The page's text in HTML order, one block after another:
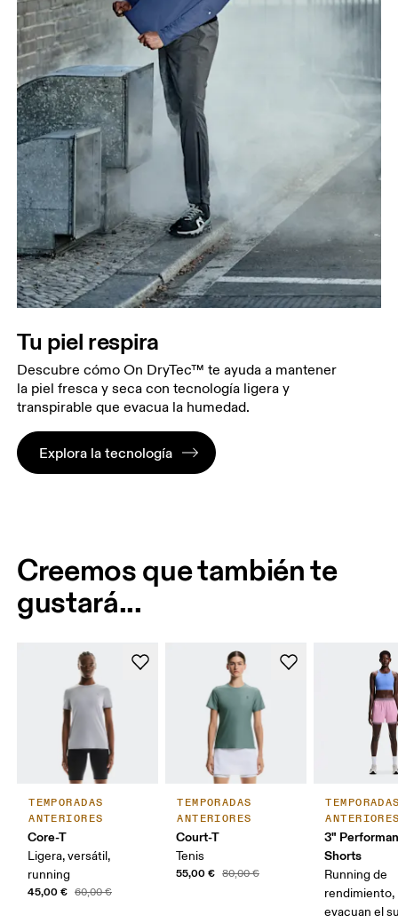
Tu piel respira
Descubre cómo On DryTec™ te ayuda a mantener
la piel fresca y seca con tecnología ligera y
transpirable que evacua la humedad.
Explora la tecnología
Creemos que también te
gustará...
TEMPORADAS
ANTERIORES
Core-T
Ligera, versátil,
running
45,00 € 60,00 €
TEMPORADAS
ANTERIORES
Court-T
Tenis
55,00 € 80,00 €
3"
Shorts
Running de
rendimiento,
evacuan el